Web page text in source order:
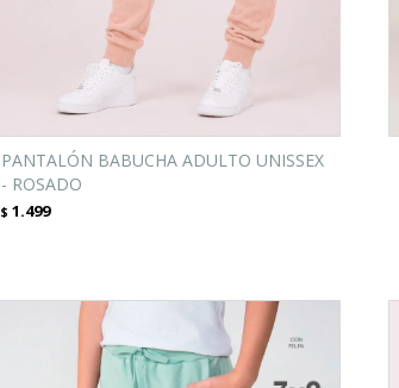
PANTALÓN BABUCHA ADULTO UNISSEX
- ROSADO
$ 1.499